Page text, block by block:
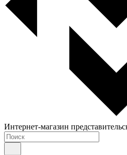
Интернет-магазин